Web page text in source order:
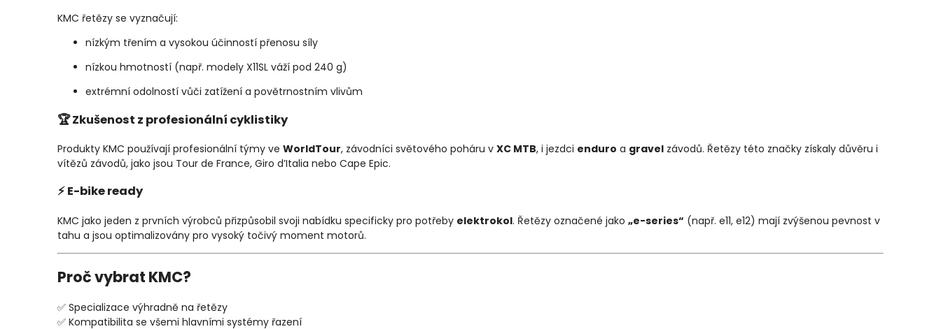
KMC řetězy se vyznačují:
nízkým třením a vysokou účinností přenosu síly
nízkou hmotností (např. modely X11SL váží pod 240 g)
extrémní odolností vůči zatížení a povětrnostním vlivům
🏆 Zkušenost z profesionální cyklistiky
Produkty KMC používají profesionální týmy ve WorldTour, závodníci světového poháru v XC MTB, i jezdci enduro a gravel závodů. Řetězy této značky získaly důvěru i
vítězů závodů, jako jsou Tour de France, Giro d’Italia nebo Cape Epic.
⚡️ E-bike ready
KMC jako jeden z prvních výrobců přizpůsobil svoji nabídku specificky pro potřeby elektrokol. Řetězy označené jako „e-series“ (např. e11, e12) mají zvýšenou pevnost v
tahu a jsou optimalizovány pro vysoký točivý moment motorů.
Proč vybrat KMC?
✅ Specializace výhradně na řetězy
✅ Kompatibilita se všemi hlavními systémy řazení